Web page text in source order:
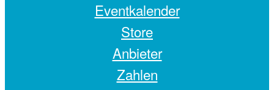
Eventkalender
Store
Anbieter
Zahlen